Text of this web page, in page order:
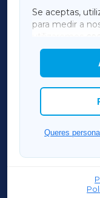
Se aceptas,
para medir a
utilizaremos
mostrar
Así mesmo,
cookies que
Queres